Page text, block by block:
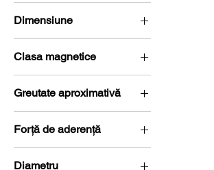
Dimensiune
6 x 2.5 mm
Clasa magnetice
N35
Greutate aproximativă
0,54 g
Forță de aderență
0,6 kg (5,9 Newton)
Diametru